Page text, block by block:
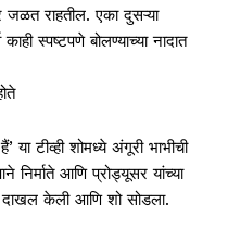
जळत राहतील. एका दुसऱ्या
स्पष्टपणे बोलण्याच्या नादात
या टीव्ही शोमध्ये अंगूरी भाभीची
निर्माते आणि प्रोड्यूसर यांच्या
केली आणि शो सोडला.